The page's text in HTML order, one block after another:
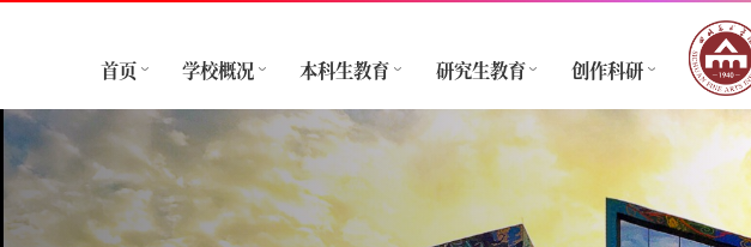
首页 学校概况 本科生教育 研究生教育 创作科研